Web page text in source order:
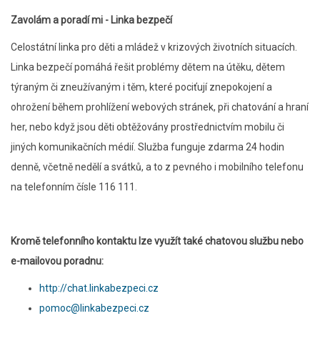
Zavolám a poradí mi - Linka bezpečí
Celostátní linka pro děti a mládež v krizových životních situacích.
Linka bezpečí pomáhá řešit problémy dětem na útěku, dětem
týraným či zneužívaným i těm, které pociťují znepokojení a
ohrožení během prohlížení webových stránek, při chatování a hraní
her, nebo když jsou děti obtěžovány prostřednictvím mobilu či
jiných komunikačních médií. Služba funguje zdarma 24 hodin
denně, včetně nedělí a svátků, a to z pevného i mobilního telefonu
na telefonním čísle 116 111.
Kromě telefonního kontaktu lze využít také chatovou službu nebo
e-mailovou poradnu:
http://chat.linkabezpeci.cz
pomoc@linkabezpeci.cz